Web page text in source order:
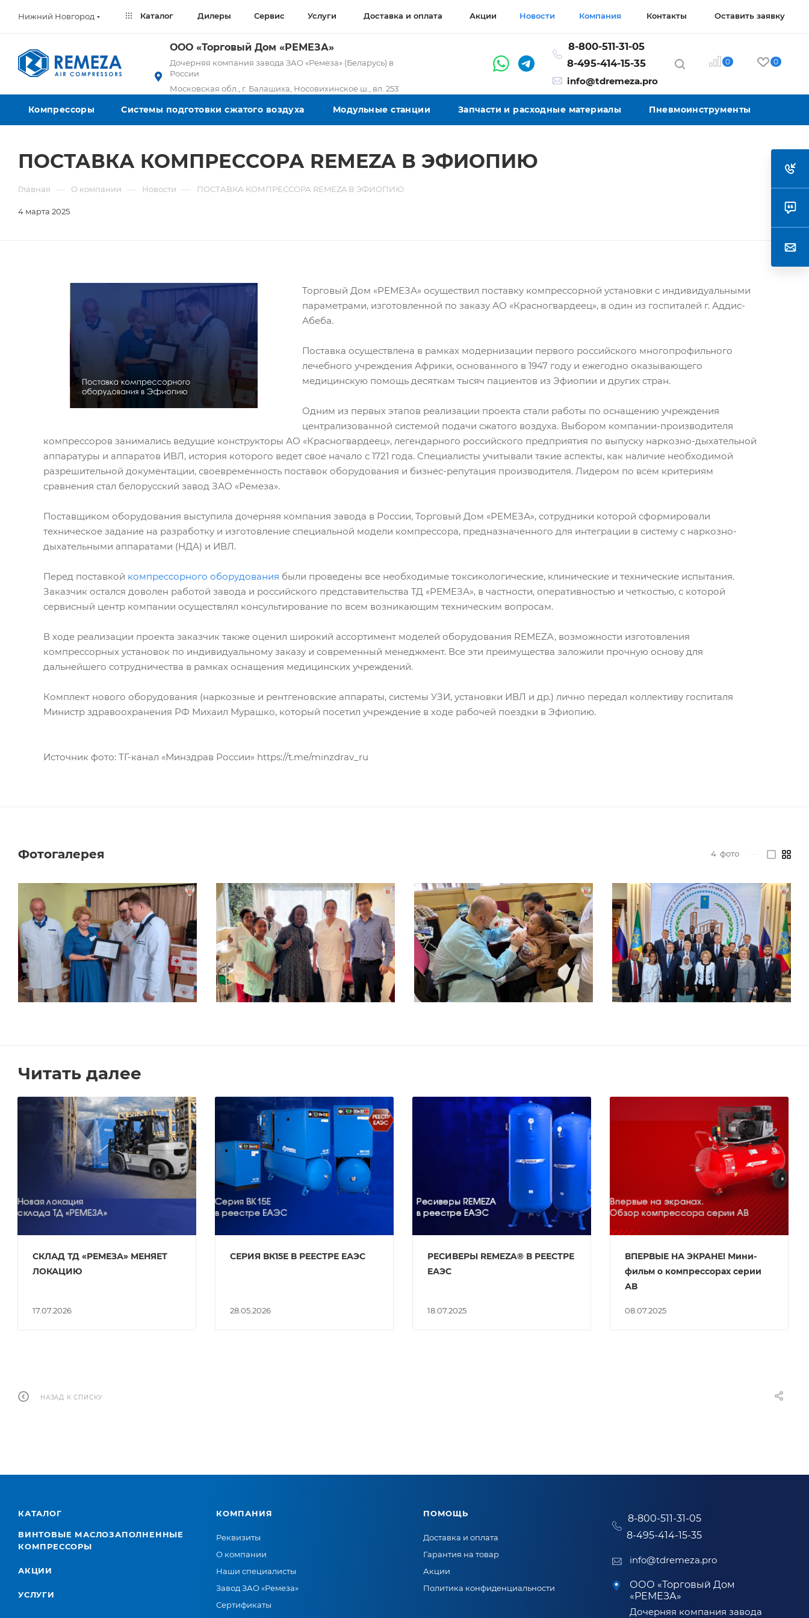
Нижний Новгород Каталог Дилеры Сервис Услуги Доставка и оплата Акции Новости Компания Контакты Оставить заявку
ООО «Торговый Дом «РЕМЕЗА»
Дочерняя компания завода ЗАО «Ремеза» (Беларусь) в
России
Московская обл., г. Балашиха, Носовихинское ш., вл. 253
8-800-511-31-05
8-495-414-15-35
info@tdremeza.pro
0 0
Компрессоры Системы подготовки сжатого воздуха Модульные станции Запчасти и расходные материалы Пневмоинструменты
ПОСТАВКА КОМПРЕССОРА REMEZA В ЭФИОПИЮ
Главная — О компании — Новости — ПОСТАВКА КОМПРЕССОРА REMEZA В ЭФИОПИЮ
4 марта 2025
Торговый Дом «РЕМЕЗА» осуществил поставку компрессорной установки с индивидуальными
параметрами, изготовленной по заказу АО «Красногвардеец», в один из госпиталей г. Аддис-
Абеба.
Поставка осуществлена в рамках модернизации первого российского многопрофильного
лечебного учреждения Африки, основанного в 1947 году и ежегодно оказывающего
медицинскую помощь десяткам тысяч пациентов из Эфиопии и других стран.
Одним из первых этапов реализации проекта стали работы по оснащению учреждения
централизованной системой подачи сжатого воздуха. Выбором компании-производителя
компрессоров занимались ведущие конструкторы АО «Красногвардеец», легендарного российского предприятия по выпуску наркозно-дыхательной
аппаратуры и аппаратов ИВЛ, история которого ведет свое начало с 1721 года. Специалисты учитывали такие аспекты, как наличие необходимой
разрешительной документации, своевременность поставок оборудования и бизнес-репутация производителя. Лидером по всем критериям
сравнения стал белорусский завод ЗАО «Ремеза».
Поставщиком оборудования выступила дочерняя компания завода в России, Торговый Дом «РЕМЕЗА», сотрудники которой сформировали
техническое задание на разработку и изготовление специальной модели компрессора, предназначенного для интеграции в систему с наркозно-
дыхательными аппаратами (НДА) и ИВЛ.
Перед поставкой компрессорного оборудования были проведены все необходимые токсикологические, клинические и технические испытания.
Заказчик остался доволен работой завода и российского представительства ТД «РЕМЕЗА», в частности, оперативностью и четкостью, с которой
сервисный центр компании осуществлял консультирование по всем возникающим техническим вопросам.
В ходе реализации проекта заказчик также оценил широкий ассортимент моделей оборудования REMEZA, возможности изготовления
компрессорных установок по индивидуальному заказу и современный менеджмент. Все эти преимущества заложили прочную основу для
дальнейшего сотрудничества в рамках оснащения медицинских учреждений.
Комплект нового оборудования (наркозные и рентгеновские аппараты, системы УЗИ, установки ИВЛ и др.) лично передал коллективу госпиталя
Министр здравоохранения РФ Михаил Мурашко, который посетил учреждение в ходе рабочей поездки в Эфиопию.
Источник фото: ТГ-канал «Минздрав России» https://t.me/minzdrav_ru
Фотогалерея 4 фото
Читать далее
17.07.2026
СКЛАД ТД «РЕМЕЗА» МЕНЯЕТ
ЛОКАЦИЮ
28.05.2026
СЕРИЯ ВК15Е В РЕЕСТРЕ ЕАЭС
18.07.2025
РЕСИВЕРЫ REMEZA® В РЕЕСТРЕ
ЕАЭС
08.07.2025
ВПЕРВЫЕ НА ЭКРАНЕ! Мини-
фильм о компрессорах серии
АВ
НАЗАД К СПИСКУ
КАТАЛОГ
ВИНТОВЫЕ МАСЛОЗАПОЛНЕННЫЕ
КОМПРЕССОРЫ
АКЦИИ
УСЛУГИ
КОМПАНИЯ
Реквизиты
О компании
Наши специалисты
Завод ЗАО «Ремеза»
Сертификаты
ПОМОЩЬ
Доставка и оплата
Гарантия на товар
Акции
Политика конфиденциальности
8-800-511-31-05
8-495-414-15-35
info@tdremeza.pro
ООО «Торговый Дом
«РЕМЕЗА»
Дочерняя компания завода